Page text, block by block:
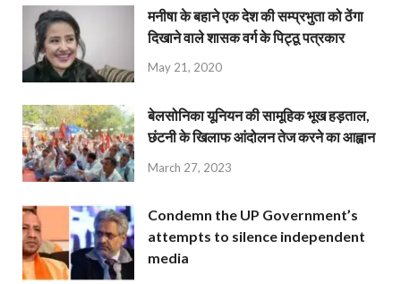
मनीषा के बहाने एक देश की सम्प्रभुता को ठेंगा
दिखाने वाले शासक वर्ग के पिट्ठू पत्रकार
May 21, 2020
बेलसोनिका यूनियन की सामूहिक भूख हड़ताल,
छंटनी के खिलाफ आंदोलन तेज करने का आह्वान
March 27, 2023
Condemn the UP Government’s
attempts to silence independent
media